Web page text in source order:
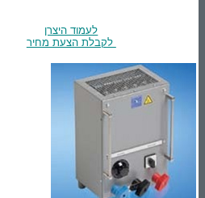
לעמוד היצרן
לקבלת הצעת מחיר